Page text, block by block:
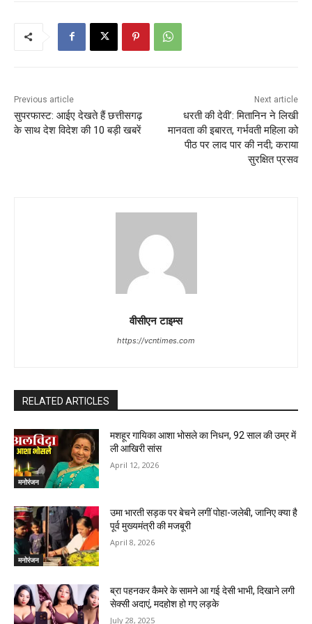
Previous article
सुपरफास्ट: आईए देखते हैं छत्तीसगढ़
के साथ देश विदेश की 10 बड़ी खबरें
Next article
धरती की देवी’: मितानिन ने लिखी
मानवता की इबारत, गर्भवती महिला को
पीठ पर लाद पार की नदी; कराया
सुरक्षित प्रसव
वीसीएन टाइम्स
https://vcntimes.com
RELATED ARTICLES
मनोरंजन
मशहूर गायिका आशा भोसले का निधन, 92 साल की उम्र में
ली आखिरी सांस
April 12, 2026
मनोरंजन
उमा भारती सड़क पर बेचने लगीं पोहा-जलेबी, जानिए क्या है
पूर्व मुख्यमंत्री की मजबूरी
April 8, 2026
ब्रा पहनकर कैमरे के सामने आ गई देसी भाभी, दिखाने लगी
सेक्सी अदाएं, मदहोश हो गए लड़के
July 28, 2025